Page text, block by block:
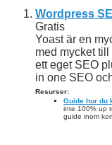
Wordpress
Gratis
Yoast är en
med mycket
ett eget SEO
in one SEO
Resurser:
Guide hur du
inte 100% up
guide inom